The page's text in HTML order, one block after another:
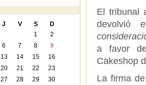
El tribunal
devolvió
a favor
Cakeshop
La firma
J V S
D
1
2
6 7 8
9
13 14 15
16
20 21 22
23
27 28 29
30